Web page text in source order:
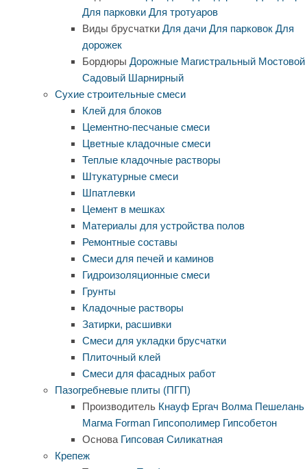
Для парковки Для тротуаров
Виды брусчатки Для дачи Для парковок Для
дорожек
Бордюры Дорожные Магистральный Мостовой
Садовый Шарнирный
Сухие строительные смеси
Клей для блоков
Цементно-песчаные смеси
Цветные кладочные смеси
Теплые кладочные растворы
Штукатурные смеси
Шпатлевки
Цемент в мешках
Материалы для устройства полов
Ремонтные составы
Смеси для печей и каминов
Гидроизоляционные смеси
Грунты
Кладочные растворы
Затирки, расшивки
Смеси для укладки брусчатки
Плиточный клей
Смеси для фасадных работ
Пазогребневые плиты (ПГП)
Производитель Кнауф Ергач Волма Пешелань
Магма Forman Гипсополимер Гипсобетон
Основа Гипсовая Силикатная
Крепеж